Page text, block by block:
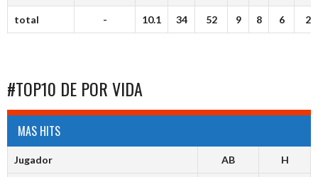
total - 10.1 34 52 9 8 6 2
#TOP10 DE POR VIDA
MAS HITS
Jugador AB H